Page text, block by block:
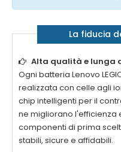
La fiducia
Alta qualità e lunga
Ogni batteria Lenovo
realizzata con celle agli
chip intelligenti per il
ne migliorano l'efficienza
componenti di prima
stabili, sicure e affidabili.